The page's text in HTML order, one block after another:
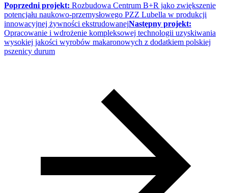
Poprzedni projekt: Rozbudowa Centrum B+R jako zwiększenie
potencjału naukowo-przemysłowego PZZ Lubella w produkcji
innowacyjnej żywności ekstrudowanejNastępny projekt:
Opracowanie i wdrożenie kompleksowej technologii uzyskiwania
wysokiej jakości wyrobów makaronowych z dodatkiem polskiej
pszenicy durum